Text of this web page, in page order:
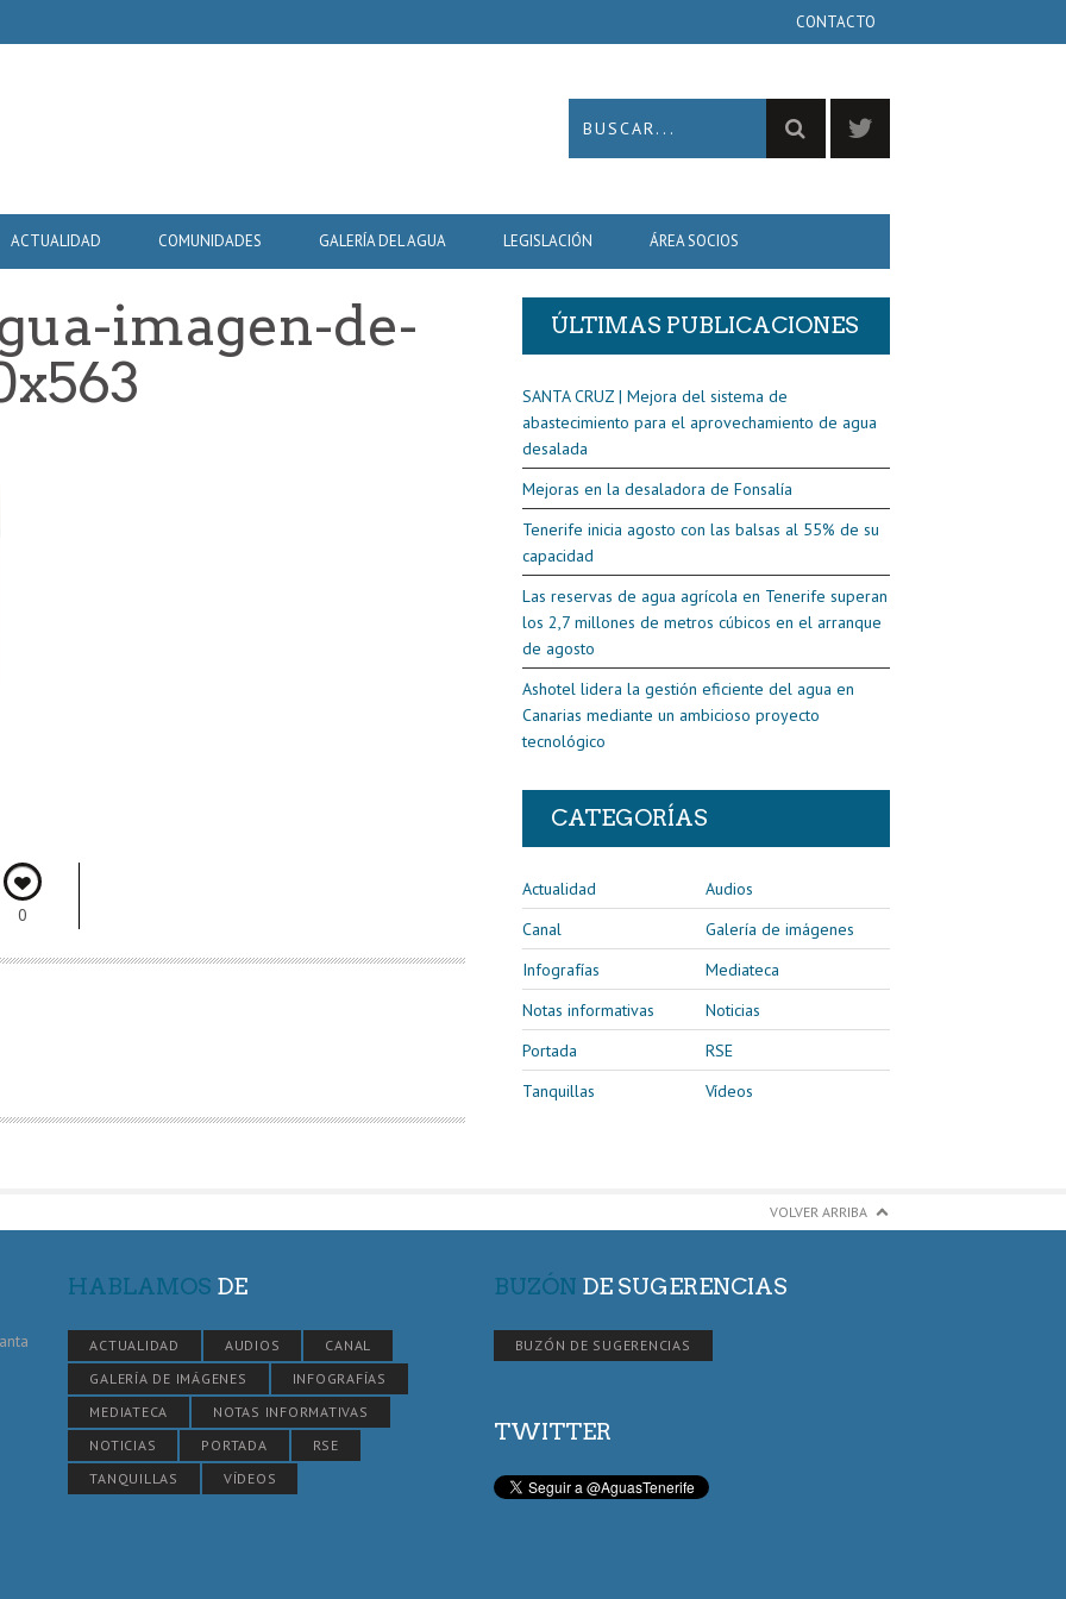
CONTACTO
ACTUALIDAD COMUNIDADES GALERÍA DEL AGUA LEGISLACIÓN ÁREA SOCIOS
imagen-de-
0
ÚLTIMAS PUBLICACIONES
SANTA CRUZ | Mejora del sistema de
abastecimiento para el aprovechamiento de agua
desalada
Mejoras en la desaladora de Fonsalía
Tenerife inicia agosto con las balsas al 55% de su
capacidad
Las reservas de agua agrícola en Tenerife superan
los 2,7 millones de metros cúbicos en el arranque
de agosto
Ashotel lidera la gestión eficiente del agua en
Canarias mediante un ambicioso proyecto
tecnológico
CATEGORÍAS
Actualidad
Audios
Canal
Galería de imágenes
Infografías
Mediateca
Notas informativas
Noticias
Portada
RSE
Tanquillas
Vídeos
VOLVER ARRIBA
HABLAMOS DE
ACTUALIDAD AUDIOS
CANAL
GALERÍA DE IMÁGENES
INFOGRAFÍAS
MEDIATECA
NOTAS INFORMATIVAS
NOTICIAS
PORTADA
RSE
TANQUILLAS
VÍDEOS
BUZÓN DE SUGERENCIAS
BUZÓN DE SUGERENCIAS
TWITTER